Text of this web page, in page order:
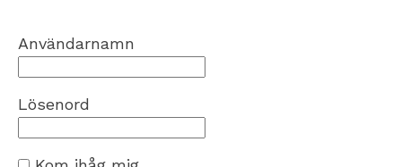
Användarnamn
Lösenord